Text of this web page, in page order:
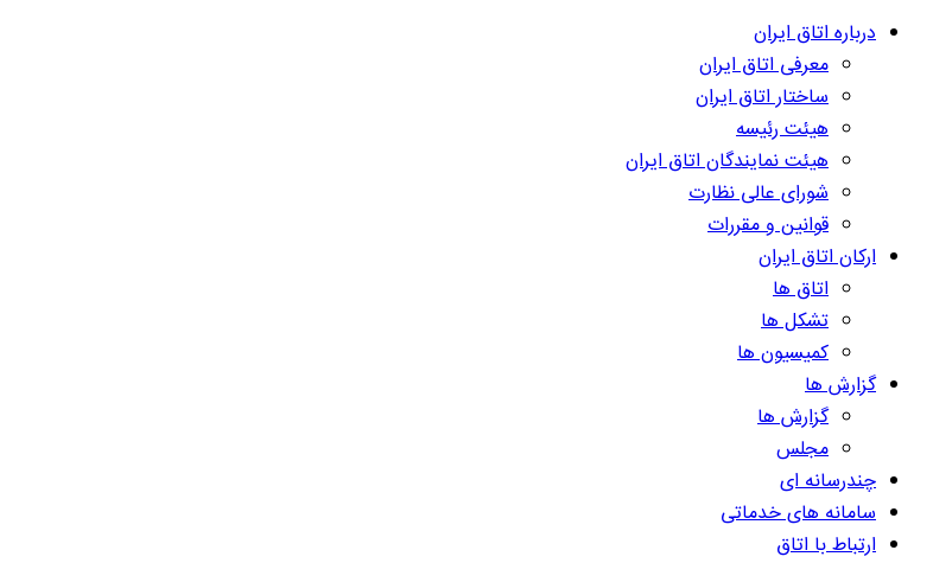
درباره اتاق ایران
معرفی اتاق ایران
ساختار اتاق ایران
هیئت رئیسه
هیئت نمایندگان اتاق ایران
شورای عالی نظارت
قوانین و مقررات
ارکان اتاق ایران
اتاق ها
تشکل ها
کمیسیون ها
گزارش ها
گزارش ها
مجلس
چندرسانه ای
سامانه های خدماتی
ارتباط با اتاق